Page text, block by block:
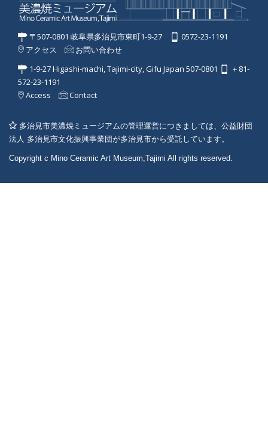
〒507-0801 岐阜県多治見市東町1-9-27
0572-23-1191
アクセス
お問い合わせ
1-9-27 Higashi-machi, Tajimi-city, Gifu Japan 507-0801
＋81-
572-23-1191
Access
Contact
多治見市美濃焼ミュージアムの管理運営につきましては、公益財団
法人 多治見市文化振興事業団が多治見市から受託しています。
Copyright c Mino Ceramic Art Museum,Tajimi All rights reserved.